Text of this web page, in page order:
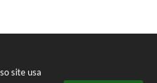
site usa